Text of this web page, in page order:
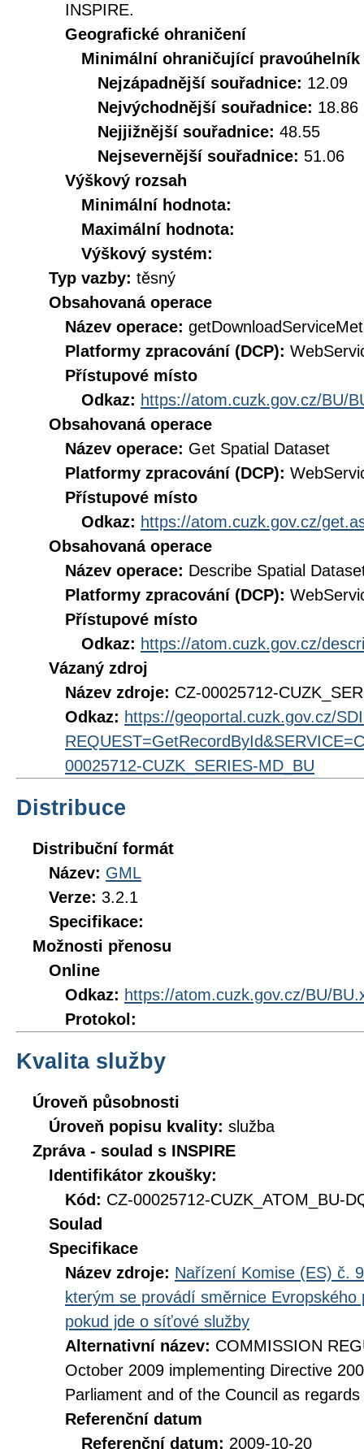
INSPIRE.
Geografické ohraničení
Minimální ohraničující pravoúhelník
Nejzápadnější souřadnice: 12.09
Nejvýchodnější souřadnice: 18.86
Nejjižnější souřadnice: 48.55
Nejsevernější souřadnice: 51.06
Výškový rozsah
Minimální hodnota:
Maximální hodnota:
Výškový systém:
Typ vazby: těsný
Obsahovaná operace
Název operace:
Platformy zpracování (DCP):
Přístupové místo
Odkaz: https://atom.cuzk.gov.cz/BU/
Obsahovaná operace
Název operace: Get Spatial Dataset
Platformy zpracování (DCP):
Přístupové místo
Odkaz: https://atom.cuzk.gov.cz/
Obsahovaná operace
Název operace: Describe Spatial
Platformy zpracování (DCP):
Přístupové místo
Odkaz: https://atom.cuzk.gov.cz/
Vázaný zdroj
Název zdroje: CZ-00025712-
Odkaz: https://geoportal.cuzk.gov.cz/
00025712-CUZK_SERIES-MD_BU
Distribuce
Distribuční formát
Název: GML
Verze: 3.2.1
Specifikace:
Možnosti přenosu
Online
Odkaz: https://atom.cuzk.gov.cz/BU/
Protokol:
Kvalita služby
Úroveň působnosti
Úroveň popisu kvality: služba
Zpráva - soulad s INSPIRE
Identifikátor zkoušky:
Kód: CZ-00025712-CUZK_ATOM_BU-
Soulad
Specifikace
Název zdroje: Nařízení Komise (ES) č.
kterým se provádí směrnice
pokud jde o síťové služby
Alternativní název: COMMISSION
October 2009 implementing Directive
Parliament and of the Council as
Referenční datum
Referenční datum: 2009-10-20